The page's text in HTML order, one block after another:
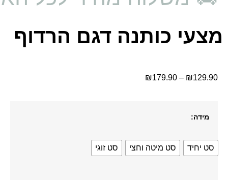
מצעי כותנה דגם הרדוף
₪129.90
–
₪179.90
מידה:
סט יחיד סט מיטה וחצי סט זוגי